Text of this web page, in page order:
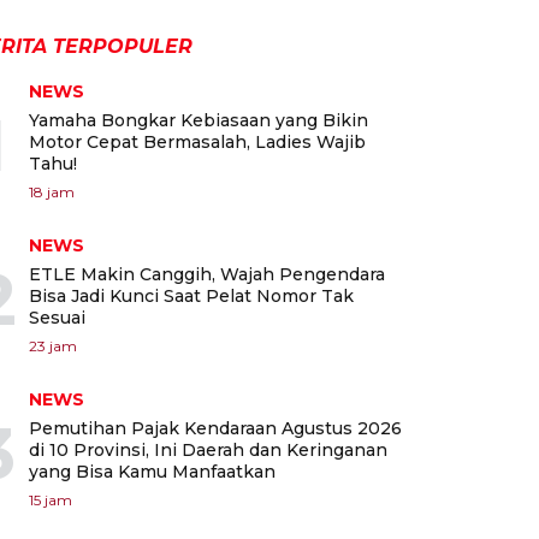
TERPOPULER
NEWS
Yamaha Bongkar Kebiasaan yang Bikin
Motor Cepat Bermasalah, Ladies Wajib
Tahu!
18 jam
NEWS
ETLE Makin Canggih, Wajah Pengendara
Bisa Jadi Kunci Saat Pelat Nomor Tak
Sesuai
23 jam
NEWS
Pemutihan Pajak Kendaraan Agustus 2026
di 10 Provinsi, Ini Daerah dan Keringanan
yang Bisa Kamu Manfaatkan
15 jam